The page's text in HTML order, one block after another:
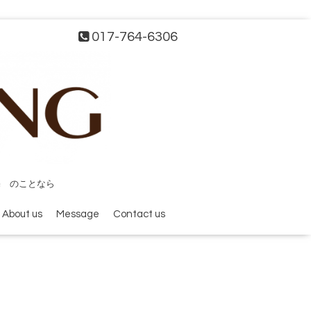
017-764-6306
のことなら
About us Message Contact us